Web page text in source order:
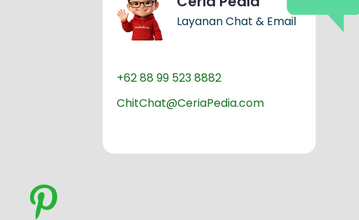
Layanan Chat & Email
+62 88 99 523 8882
ChitChat@CeriaPedia.com